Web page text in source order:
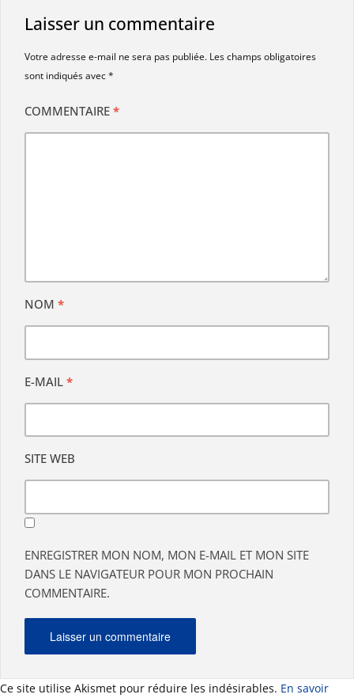
Laisser un commentaire
Votre adresse e-mail ne sera pas publiée. Les champs obligatoires
sont indiqués avec*
COMMENTAIRE *
NOM *
E-MAIL *
SITE WEB
ENREGISTRER MON NOM, MON E-MAIL ET MON SITE
DANS LE NAVIGATEUR POUR MON PROCHAIN
COMMENTAIRE.
Ce site utilise Akismet pour réduire les indésirables. En savoir